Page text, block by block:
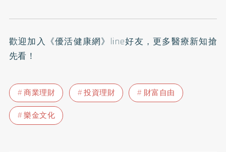
歡迎加入 《優活健康網》line好友 ，更多醫療新知搶
先看！
商業理財 投資理財
財富自由
樂金文化